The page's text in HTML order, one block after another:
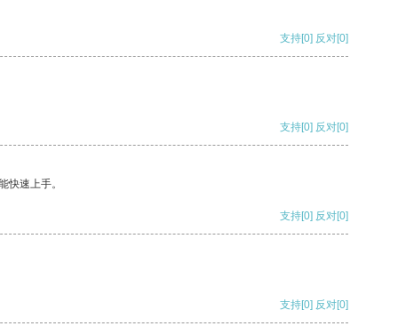
支持[0] 反对[0]
支持[0] 反对[0]
快速上手。
支持[0] 反对[0]
支持[0] 反对[0]